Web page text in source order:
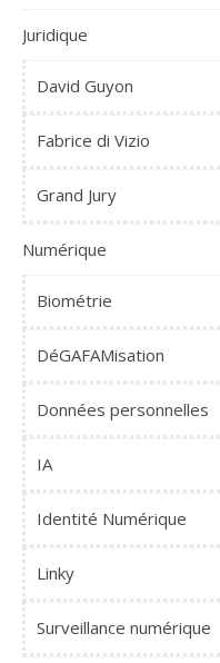
Juridique
David Guyon
Fabrice di Vizio
Grand Jury
Numérique
Biométrie
DéGAFAMisation
Données personnelles
IA
Identité Numérique
Linky
Surveillance numérique